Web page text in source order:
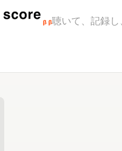
β β聴いて、記録